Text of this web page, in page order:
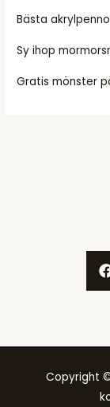
Bästa
Sy ihop
Gratis mönster
Copyright